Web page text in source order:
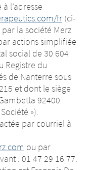
l’adresse
fr (ci-
par la société Merz
actions simplifiée
social de 30 604
Registre du
de Nanterre sous
et dont le siège
92400
»).
par courriel à
ou par
: 01 47 29 16 77.
dispose
n’exerce
ne dispose
et n’exerce
du site